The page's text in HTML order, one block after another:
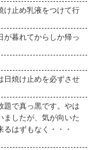
け止め乳液をつけて行
が暮れてからしか帰っ
日焼け止めを必ずさせ
題で真っ黒です。やは
ましたが、気が向いた
はずもなく・・・